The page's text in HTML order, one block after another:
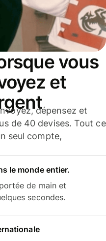
vous
et
dépensez et
de 40 devises. Tout ce
seul compte,
le monde entier.
de main et
secondes.